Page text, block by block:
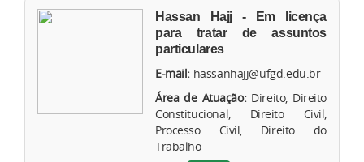
Hassan Hajj - Em licença
para tratar de assuntos
particulares
E-mail: hassanhajj@ufgd.edu.br
Área de Atuação: Direito, Direito
Constitucional, Direito Civil,
Processo Civil, Direito do
Trabalho